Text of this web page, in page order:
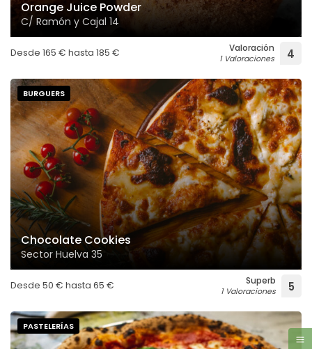
Orange Juice Powder
C/ Ramón y Cajal 14
Desde 165 € hasta 185 € Valoración
1 Valoraciones 4
BURGUERS
Chocolate Cookies
Sector Huelva 35
Desde 50 € hasta 65 € Superb
1 Valoraciones 5
PASTELERÍAS